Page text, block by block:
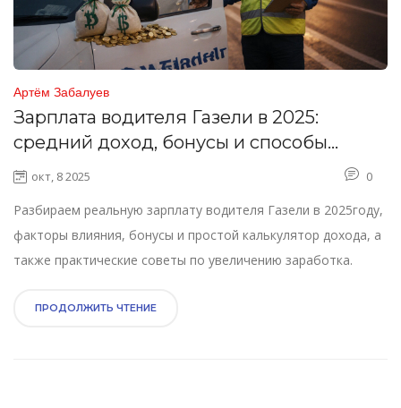
Артём Забалуев
Зарплата водителя Газели в 2025:
средний доход, бонусы и способы
повышения earnings
окт, 8 2025 0
Разбираем реальную зарплату водителя Газели в 2025году,
факторы влияния, бонусы и простой калькулятор дохода, а
также практические советы по увеличению заработка.
ПРОДОЛЖИТЬ ЧТЕНИЕ